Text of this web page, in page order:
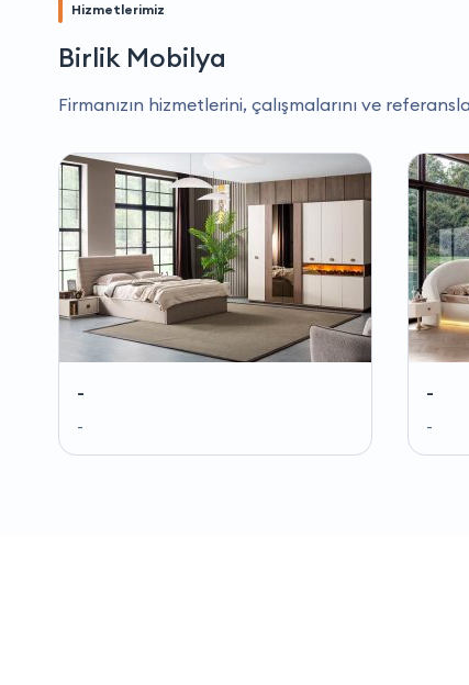
Hizmetlerimiz
Birlik Mobilya
Firmanızın hizmetlerini, çalışmalarını ve
-
-
-
-